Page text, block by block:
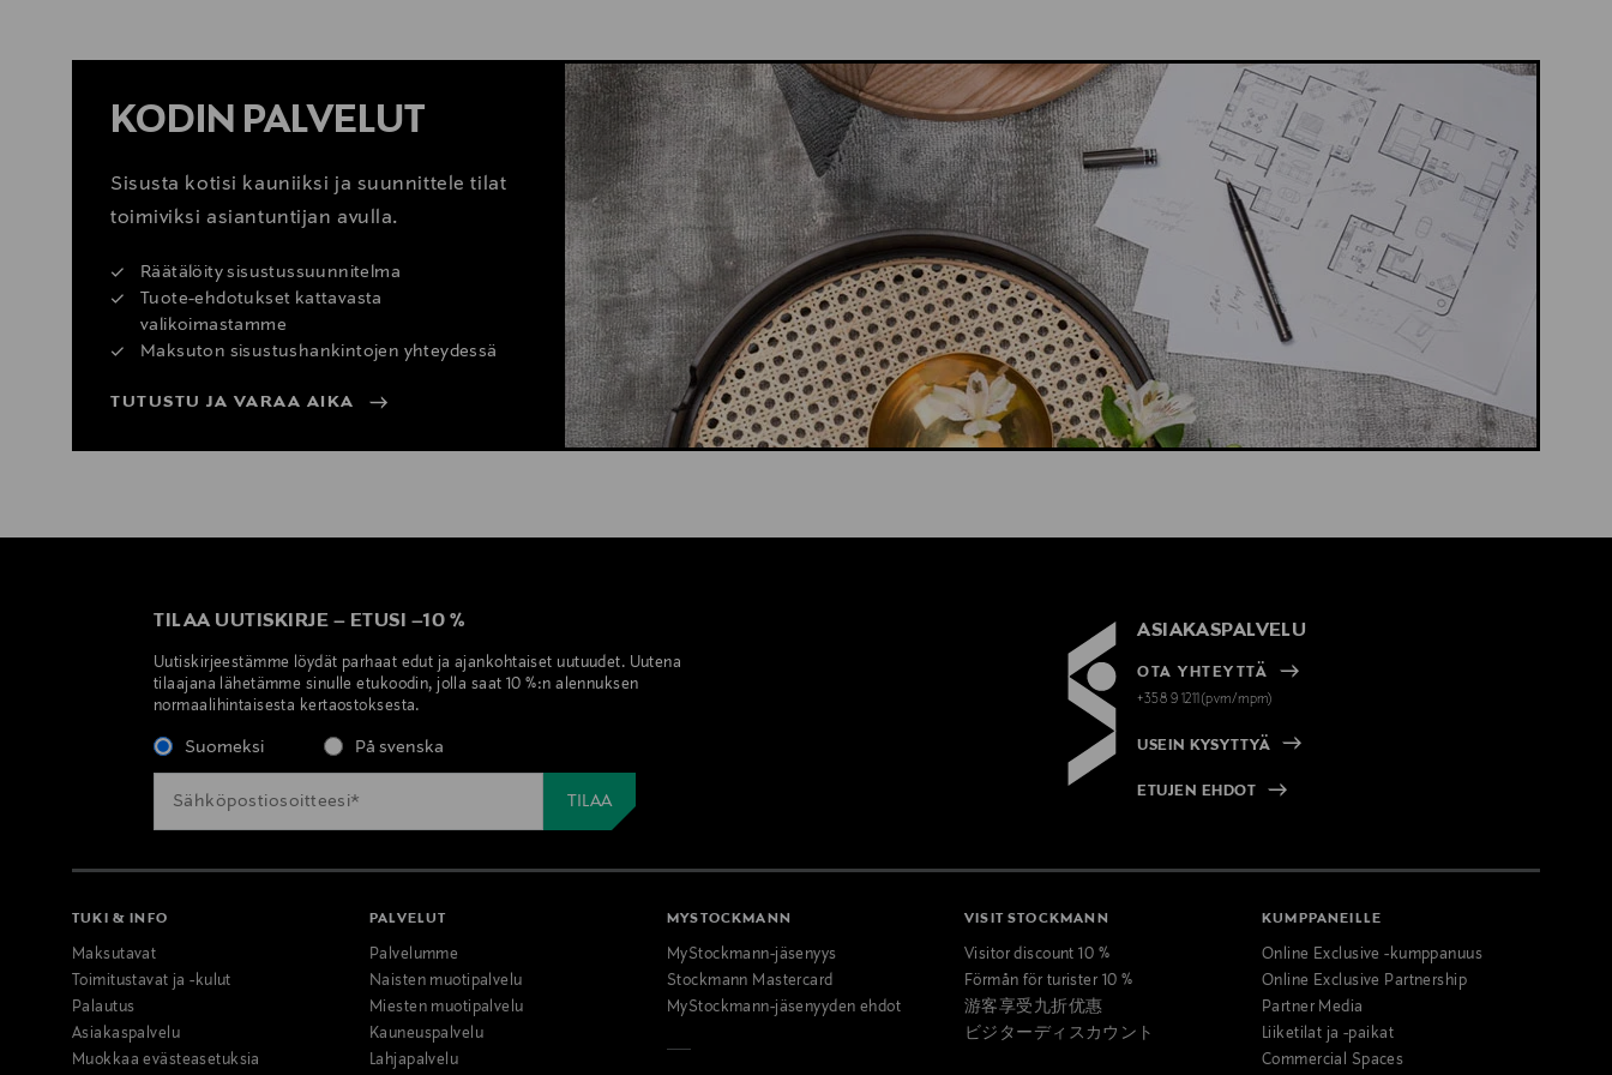
KODIN PALVELUT
Sisusta kotisi kauniiksi ja suunnittele tilat
toimiviksi asiantuntijan avulla.
Räätälöity sisustussuunnitelma
Tuote-ehdotukset kattavasta
valikoimastamme
Maksuton sisustushankintojen yhteydessä
TUTUSTU JA VARAA AIKA
TILAA UUTISKIRJE – ETUSI –10 %
Uutiskirjeestämme löydät parhaat edut ja ajankohtaiset uutuudet. Uutena
tilaajana lähetämme sinulle etukoodin, jolla saat 10 %:n alennuksen
normaalihintaisesta kertaostoksesta.
Suomeksi På svenska
ASIAKASPALVELU
OTA YHTEYTTÄ
+358 9 1211(pvm/mpm)
USEIN KYSYTTYÄ
ETUJEN EHDOT
TUKI & INFO
Maksutavat
Toimitustavat ja -kulut
Palautus
Asiakaspalvelu
Muokkaa evästeasetuksia
PALVELUT
Palvelumme
Naisten muotipalvelu
Miesten muotipalvelu
Kauneuspalvelu
Lahjapalvelu
MYSTOCKMANN
MyStockmann-jäsenyys
Stockmann Mastercard
MyStockmann-jäsenyyden ehdot
VISIT STOCKMANN
Visitor discount 10 %
Förmån för turister 10 %
游客享受九折优惠
ビジターディスカウント
KUMPPANEILLE
Online Exclusive -kumppanuus
Online Exclusive Partnership
Partner Media
Liiketilat ja -paikat
Commercial Spaces